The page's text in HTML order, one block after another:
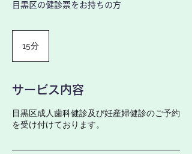
目黒区の健診票をお持ちの方
15分
サービス内容
目黒区成人歯科健診及び妊産婦健診のご予約
を受け付けております。